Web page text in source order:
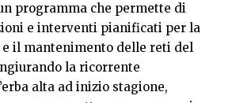
programma che permette di
e interventi pianificati per la
il mantenimento delle reti del
la ricorrente
alta ad inizio stagione,